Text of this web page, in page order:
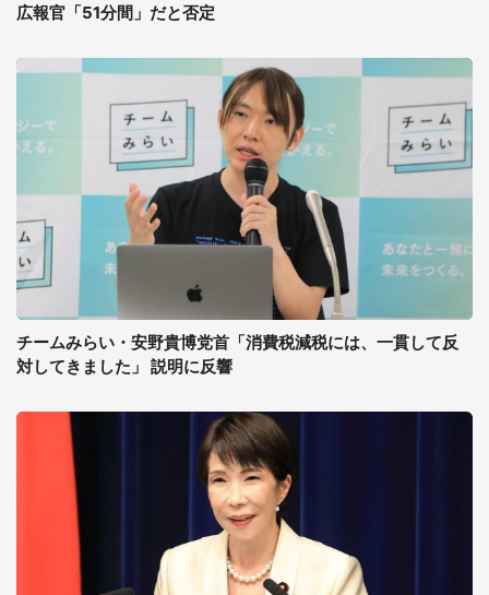
広報官「51分間」だと否定
チームみらい・安野貴博党首「消費税減税には、一貫して反
対してきました」 説明に反響